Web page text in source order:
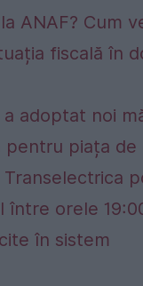
ANAF? Cum
fiscală în
adoptat noi
pentru piața de
între orele
în sistem